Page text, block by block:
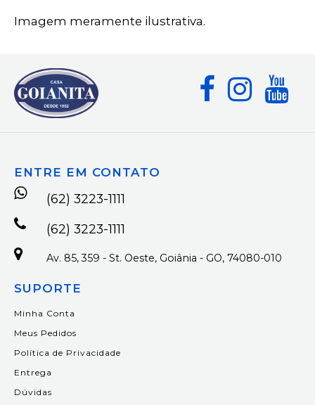
Imagem meramente ilustrativa.
ENTRE EM CONTATO
(62) 3223-1111
(62) 3223-1111
Av. 85, 359 - St. Oeste, Goiânia - GO, 74080-010
SUPORTE
Minha Conta
Meus Pedidos
Política de Privacidade
Entrega
Dúvidas